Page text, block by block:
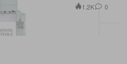
1.2K 0